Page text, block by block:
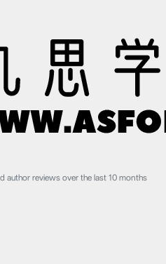
author reviews over the last 10 months